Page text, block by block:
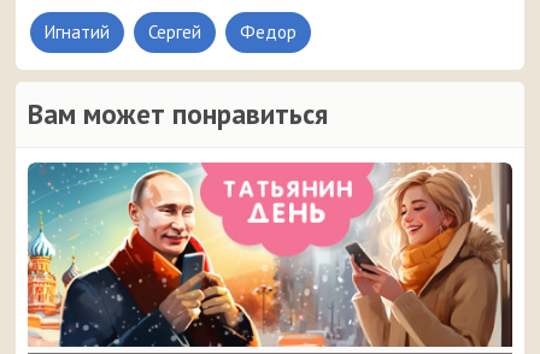
Игнатий Сергей Федор
Вам может понравиться